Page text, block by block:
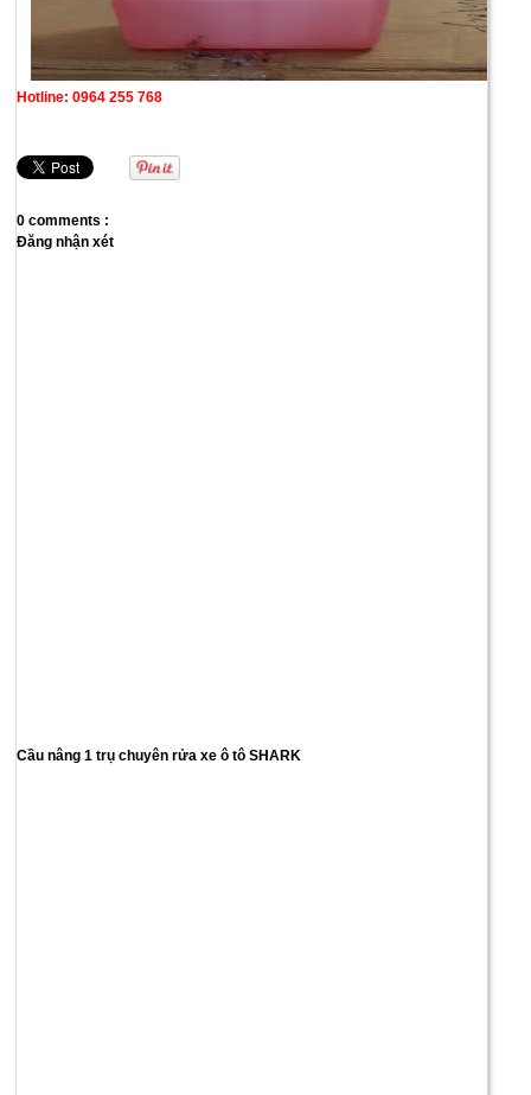
Hotline: 0964 255 768
0 comments :
Đăng nhận xét
Cầu nâng 1 trụ chuyên rửa xe ô tô SHARK